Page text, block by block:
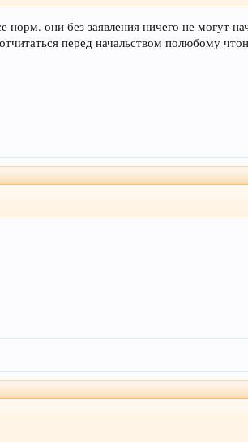
норм. они без заявления ничего не могут
перед начальством полюбому